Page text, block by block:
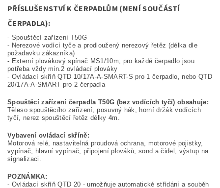
PŘÍSLUŠENSTVÍ K ČERPADLŮM (NENÍ SOUČÁSTÍ
ČERPADLA):
- Spouštěcí zařízení T50G
- Nerezové vodící tyče a prodloužený nerezový řetěz (délka dle
požadavku zákazníka)
- Externí plovákový spínač MS1/10m; pro každé čerpadlo jsou
potřeba vždy min.2 ovládací plováky
- Ovládací skříň QTD 10/17A-A-SMART-S pro 1 čerpadlo, nebo QTD
20/17A-A-SMART pro 2 čerpadla
Spouštěcí zařízení čerpadla T50G (bez vodících tyčí) obsahuje:
Těleso spouštěcího zařízení, posuvný hák, horní držák vodících
tyčí, nerez spouštěcí řetěz délky 4m.
Vybavení ovládací skříně:
Motorová relé, nastavitelná proudová ochrana, motorové pojistky,
vypínač, hlavní vypínač, připojení plováků, sond a čidel, výstup na
signalizaci.
POZNÁMKA:
- Ovládací skříň QTD 20 - umožňuje automatické střídání a souběh